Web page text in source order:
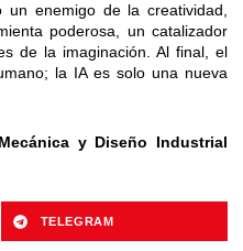
enemigo de la creatividad,
poderosa, un catalizador
de la imaginación. Al final, el
la IA es solo una nueva
y Diseño Industrial
TELEGRAM